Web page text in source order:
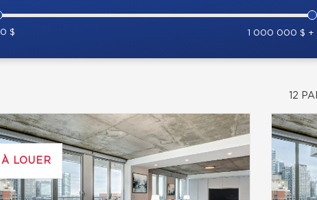
0 $
1 000 000 $ +
12
À LOUER